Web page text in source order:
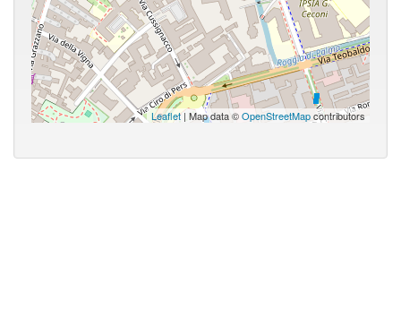
Leaflet| Map data ©OpenStreetMapcontributors